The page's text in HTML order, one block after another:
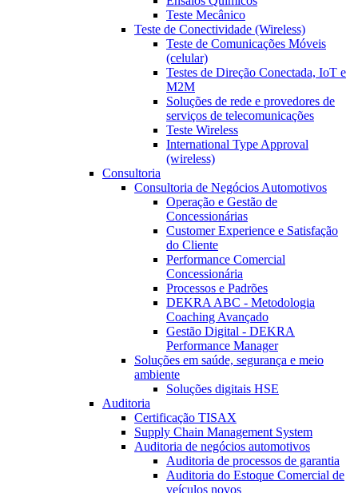
Teste Mecânico
Teste de Conectividade (Wireless)
Teste de Comunicações Móveis
(celular)
Testes de Direção Conectada, IoT e
M2M
Soluções de rede e provedores de
serviços de telecomunicações
Teste Wireless
International Type Approval
(wireless)
Consultoria
Consultoria de Negócios Automotivos
Operação e Gestão de
Concessionárias
Customer Experience e Satisfação
do Cliente
Performance Comercial
Concessionária
Processos e Padrões
DEKRA ABC - Metodologia
Coaching Avançado
Gestão Digital - DEKRA
Performance Manager
Soluções em saúde, segurança e meio
ambiente
Soluções digitais HSE
Auditoria
Certificação TISAX
Supply Chain Management System
Auditoria de negócios automotivos
Auditoria de processos de garantia
Auditoria do Estoque Comercial de
veículos novos